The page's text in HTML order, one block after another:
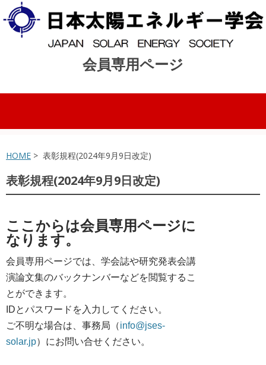
会員専用ページ
コンテンツへスキップ
HOME > 表彰規程(2024年9月9日改定)
表彰規程(2024年9月9日改定)
ここからは会員専用ページに
なります。
会員専用ページでは、学会誌や研究発表会講
演論文集のバックナンバーなどを閲覧するこ
とができます。
IDとパスワードを入力してください。
ご不明な場合は、事務局（info@jses-
solar.jp）にお問い合せください。